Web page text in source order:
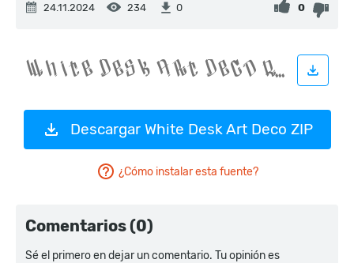
24.11.2024 234 0 0
Descargar White Desk Art Deco ZIP
¿Cómo instalar esta fuente?
Comentarios (0)
Sé el primero en dejar un comentario. Tu opinión es